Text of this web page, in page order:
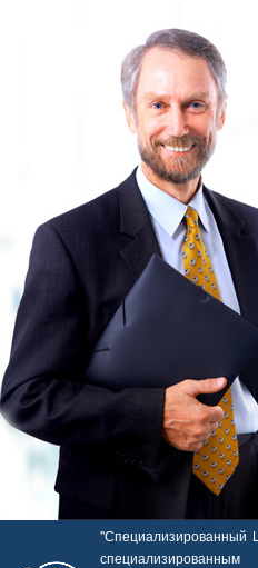
"Специализированный
специализированным